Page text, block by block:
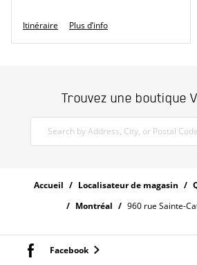
Itinéraire Link Opens in New Tab
Plus d’info
Trouvez une boutique
Accueil Localisateur de magasin
Montréal
960 rue Sainte-
Facebook
Link Opens in New Tab